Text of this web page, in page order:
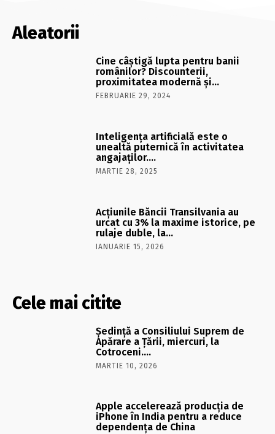
Aleatorii
Cine câştigă lupta pentru banii
românilor? Discounterii,
proximitatea modernă şi…
FEBRUARIE 29, 2024
Inteligenţa artificială este o
unealtă puternică în activitatea
angajaţilor….
MARTIE 28, 2025
Acţiunile Băncii Transilvania au
urcat cu 3% la maxime istorice, pe
rulaje duble, la…
IANUARIE 15, 2026
Cele mai citite
Şedinţă a Consiliului Suprem de
Apărare a Ţării, miercuri, la
Cotroceni….
MARTIE 10, 2026
Apple accelerează producția de
iPhone în India pentru a reduce
dependența de China